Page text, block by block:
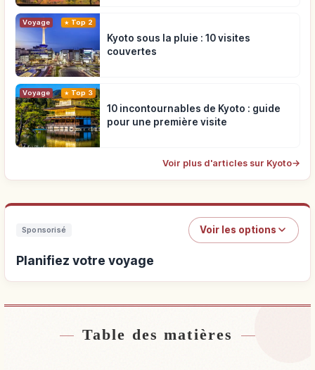
Voyage Top 2
Kyoto sous la pluie : 10 visites
couvertes
Voyage Top 3
10 incontournables de Kyoto : guide
pour une première visite
Voir plus d'articles sur Kyoto→
Sponsorisé Voir les options
Planifiez votre voyage
Trouver un hébergement↗
Table des matières